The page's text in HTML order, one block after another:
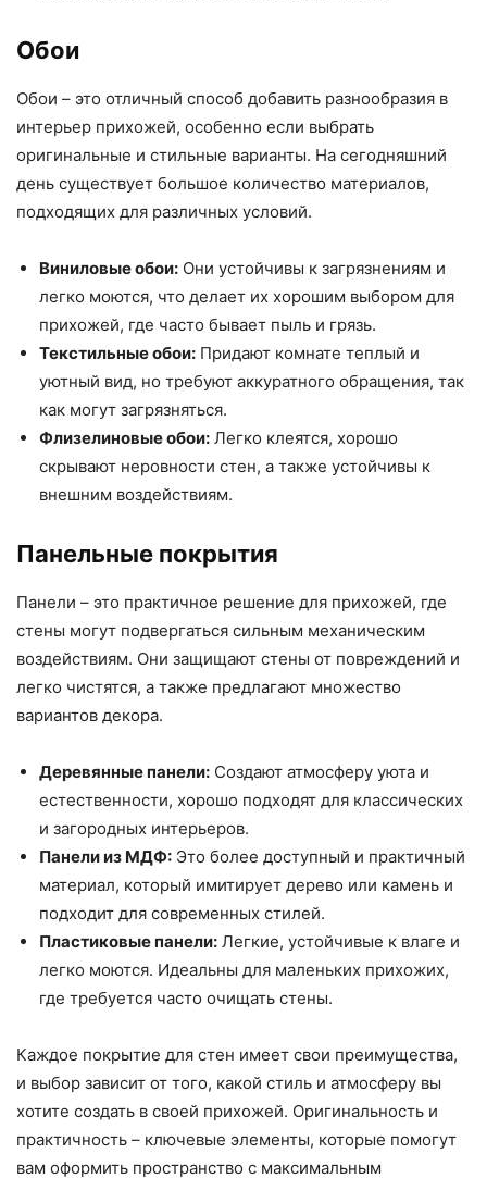
Обои
Обои – это отличный способ добавить разнообразия в
интерьер прихожей, особенно если выбрать
оригинальные и стильные варианты. На сегодняшний
день существует большое количество материалов,
подходящих для различных условий.
Виниловые обои: Они устойчивы к загрязнениям и
легко моются, что делает их хорошим выбором для
прихожей, где часто бывает пыль и грязь.
Текстильные обои: Придают комнате теплый и
уютный вид, но требуют аккуратного обращения, так
как могут загрязняться.
Флизелиновые обои: Легко клеятся, хорошо
скрывают неровности стен, а также устойчивы к
внешним воздействиям.
Панельные покрытия
Панели – это практичное решение для прихожей, где
стены могут подвергаться сильным механическим
воздействиям. Они защищают стены от повреждений и
легко чистятся, а также предлагают множество
вариантов декора.
Деревянные панели: Создают атмосферу уюта и
естественности, хорошо подходят для классических
и загородных интерьеров.
Панели из МДФ: Это более доступный и практичный
материал, который имитирует дерево или камень и
подходит для современных стилей.
Пластиковые панели: Легкие, устойчивые к влаге и
легко моются. Идеальны для маленьких прихожих,
где требуется часто очищать стены.
Каждое покрытие для стен имеет свои преимущества,
и выбор зависит от того, какой стиль и атмосферу вы
хотите создать в своей прихожей. Оригинальность и
практичность – ключевые элементы, которые помогут
вам оформить пространство с максимальным